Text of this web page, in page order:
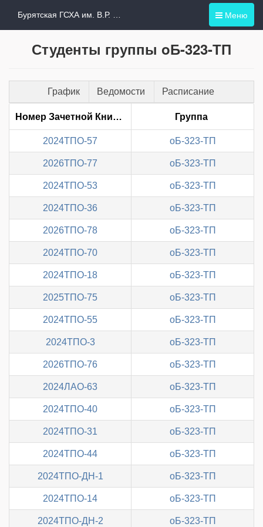
Меню
Студенты группы oБ-323-ТП
График Ведомости Расписание
Номер Зачетной Книжки Группа
2024ТПО-57 oБ-323-ТП
2026ТПО-77 oБ-323-ТП
2024ТПО-53 oБ-323-ТП
2024ТПО-36 oБ-323-ТП
2026ТПО-78 oБ-323-ТП
2024ТПО-70 oБ-323-ТП
2024ТПО-18 oБ-323-ТП
2025ТПО-75 oБ-323-ТП
2024ТПО-55 oБ-323-ТП
2024ТПО-3 oБ-323-ТП
2026ТПО-76 oБ-323-ТП
2024ЛАО-63 oБ-323-ТП
2024ТПО-40 oБ-323-ТП
2024ТПО-31 oБ-323-ТП
2024ТПО-44 oБ-323-ТП
2024ТПО-ДН-1 oБ-323-ТП
2024ТПО-14 oБ-323-ТП
2024ТПО-ДН-2 oБ-323-ТП